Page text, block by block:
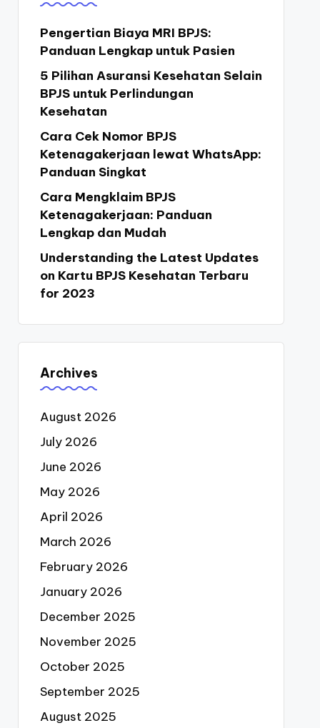
Pengertian Biaya MRI BPJS:
Panduan Lengkap untuk Pasien
5 Pilihan Asuransi Kesehatan Selain
BPJS untuk Perlindungan
Kesehatan
Cara Cek Nomor BPJS
Ketenagakerjaan lewat WhatsApp:
Panduan Singkat
Cara Mengklaim BPJS
Ketenagakerjaan: Panduan
Lengkap dan Mudah
Understanding the Latest Updates
on Kartu BPJS Kesehatan Terbaru
for 2023
Archives
August 2026
July 2026
June 2026
May 2026
April 2026
March 2026
February 2026
January 2026
December 2025
November 2025
October 2025
September 2025
August 2025